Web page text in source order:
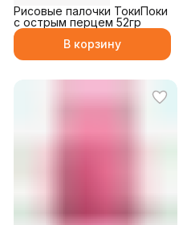
Рисовые палочки ТокиПоки
с острым перцем 52гр
В корзину